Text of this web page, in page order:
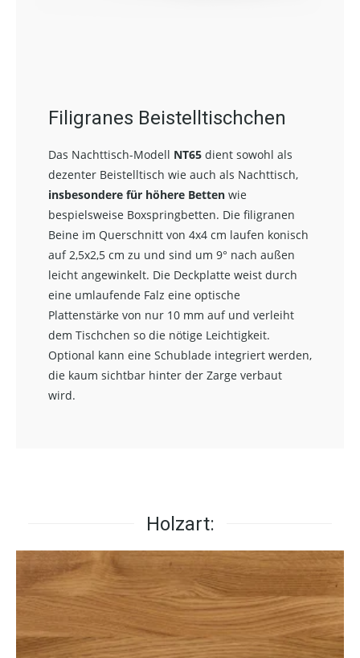
Filigranes Beistelltischchen
Das Nachttisch-Modell NT65 dient sowohl als
dezenter Beistelltisch wie auch als Nachttisch,
insbesondere für höhere Betten wie
bespielsweise Boxspringbetten. Die filigranen
Beine im Querschnitt von 4x4 cm laufen konisch
auf 2,5x2,5 cm zu und sind um 9° nach außen
leicht angewinkelt. Die Deckplatte weist durch
eine umlaufende Falz eine optische
Plattenstärke von nur 10 mm auf und verleiht
dem Tischchen so die nötige Leichtigkeit.
Optional kann eine Schublade integriert werden,
die kaum sichtbar hinter der Zarge verbaut
wird.
Holzart: